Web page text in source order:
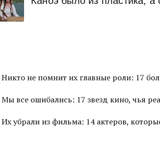
Никто не помнит их главные роли: 17
Мы все ошибались: 17 звезд кино, чья
Их убрали из фильма: 14 актеров,